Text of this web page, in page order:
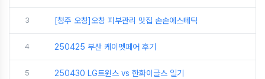
3 [청주 오창]오창 피부관리 맛집 손손에스테틱
4 250425 부산 케이펫페어 후기
5 250430 LG트윈스 vs 한화이글스 일기